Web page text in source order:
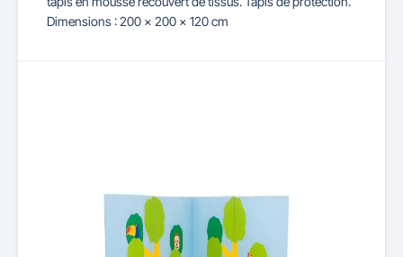
Dimensions : 200 x 200 x 120 cm